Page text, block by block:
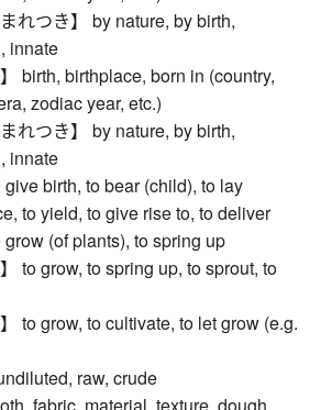
れつき】 by nature, by birth,
innate
birth, birthplace, born in (country,
zodiac year, etc.)
れつき】 by nature, by birth,
innate
birth, to bear (child), to lay
to yield, to give rise to, to deliver
(of plants), to spring up
to grow, to spring up, to sprout, to
to grow, to cultivate, to let grow (e.g.
raw, crude